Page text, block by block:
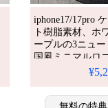
iphone17/17pro
ト樹脂素材、ホ
ープルの3ニュー
国風ミニマルロ
かつ高級感、近